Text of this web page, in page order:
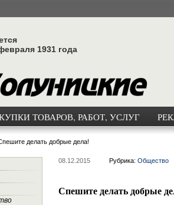
1931 года
ТОВАРОВ, РАБОТ, УСЛУГ
делать добрые дела!
08.12.2015 Рубрика: Общество
Спешите делать добрые